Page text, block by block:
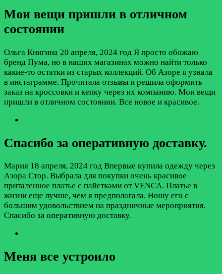
Мои вещи пришли в отличном
состоянии
Ольга Книгина 20 апреля, 2024 год Я просто обожаю
бренд Пума, но в наших магазинах можно найти только
какие-то остатки из старых коллекций. Об Азоре я узнала
в инстаграмме. Прочитала отзывы и решила оформить
заказ на кроссовки и кепку через их компанию. Мои вещи
пришли в отличном состоянии. Все новое и красивое.
Спасибо за оперативную доставку.
Мария 18 апреля, 2024 год Впервые купила одежду через
Азора Стор. Выбрала для покупки очень красивое
приталенное платье с пайетками от VENCA. Платье в
жизни еще лучше, чем я предполагала. Ношу его с
большим удовольствием на праздничные мероприятия.
Спасибо за оперативную доставку.
Меня все устроило